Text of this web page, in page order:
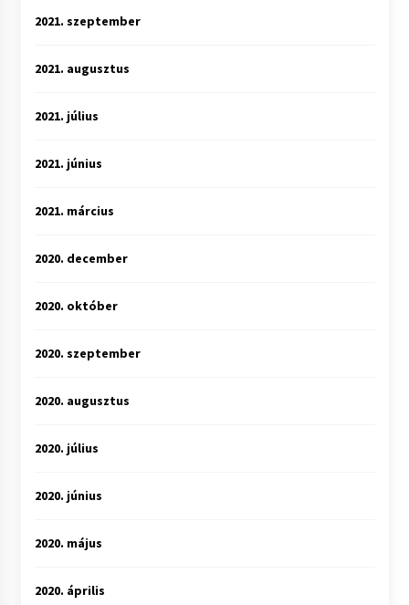
2021. szeptember
2021. augusztus
2021. július
2021. június
2021. március
2020. december
2020. október
2020. szeptember
2020. augusztus
2020. július
2020. június
2020. május
2020. április